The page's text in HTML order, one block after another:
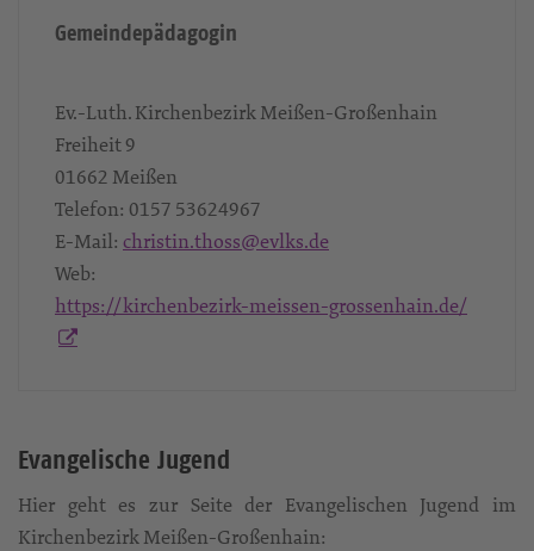
Gemeindepädagogin
Ev.-Luth. Kirchenbezirk Meißen-Großenhain
Freiheit 9
01662 Meißen
Telefon: 0157 53624967
E-Mail: christin.thoss@evlks.de
Web:
https://kirchenbezirk-meissen-grossenhain.de/
Evangelische Jugend
Hier geht es zur Seite der Evangelischen Jugend im
Kirchenbezirk Meißen-Großenhain: